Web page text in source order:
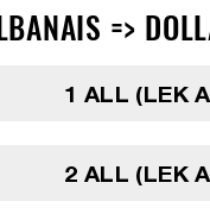
=>
1 ALL (LEK
2 ALL (LEK